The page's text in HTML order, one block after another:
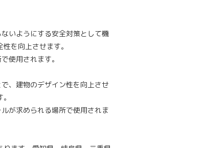
いようにする安全対策として機
を向上させます。
使用されます。
、建物のデザイン性を向上させ
が求められる場所で使用されま